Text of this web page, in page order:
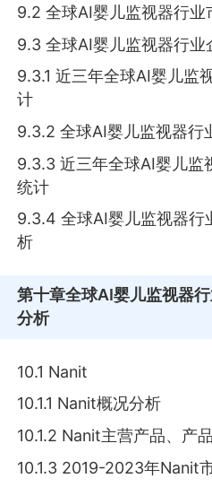
9.2 全球AI婴儿监视器行业
9.3 全球AI婴儿监视器行业
9.3.1 近三年全球AI婴儿监
计
9.3.2 全球AI婴儿监视器行
9.3.3 近三年全球AI婴儿监
统计
9.3.4 全球AI婴儿监视器行
析
第十章全球AI婴儿监视器
分析
10.1 Nanit
10.1.1 Nanit概况分析
10.1.2 Nanit主营产品、产
10.1.3 2019-2023年Nanit